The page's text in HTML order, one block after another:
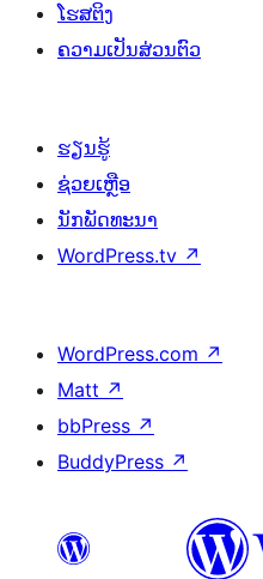
ໂຮສຕິງ
ຄວາມເປັນສ່ວນຕົວ
ຮຽນຮູ້
ຊ່ວຍເຫຼືອ
ນັກພັດທະນາ
WordPress.tv ↗
WordPress.com ↗
Matt ↗
bbPress ↗
BuddyPress ↗